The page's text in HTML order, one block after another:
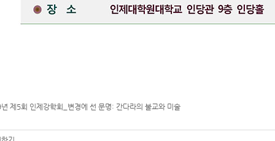
제5회 인제강학회_변경에 선 문명: 간다라의 불교와 미술